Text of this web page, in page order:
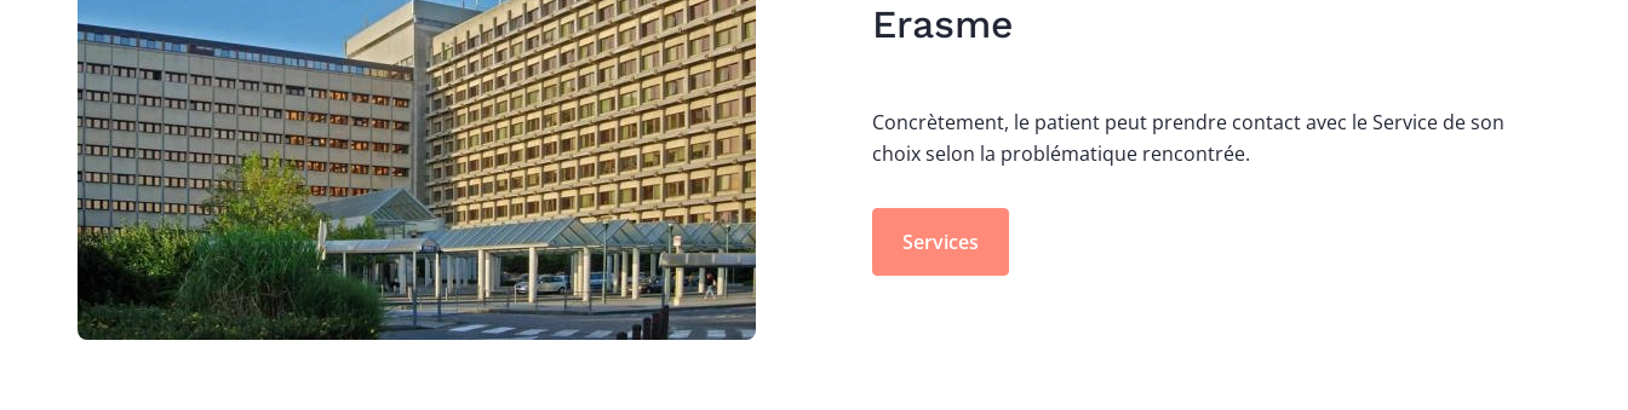
Erasme
Concrètement, le patient peut prendre contact avec le Service de son
choix selon la problématique rencontrée.
Services